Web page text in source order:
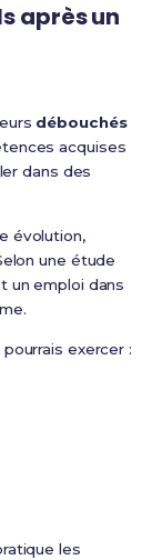
après un
débouchés
acquises
dans des
évolution,
une étude
un emploi dans
exercer :
les